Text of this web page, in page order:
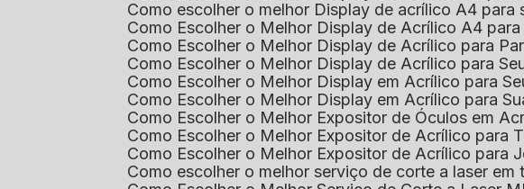
Como escolher o melhor Display de acrílico A4 para
Como Escolher o Melhor Display de Acrílico A4
Como Escolher o Melhor Display de Acrílico para
Como Escolher o Melhor Display de Acrílico para
Como Escolher o Melhor Display em Acrílico para
Como Escolher o Melhor Display em Acrílico para
Como Escolher o Melhor Expositor de Óculos em
Como Escolher o Melhor Expositor de Acrílico para
Como Escolher o Melhor Expositor de Acrílico para
Como escolher o melhor serviço de corte a laser